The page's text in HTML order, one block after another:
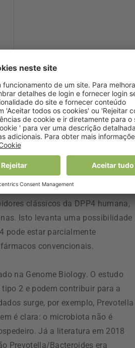
a que temos de origem
ser apenas especulativa. Estudos
like capazes de clivar
determinadas bactérias do género
com a homeostase glicémica,
clássicos da DPP4 humana,
Isto levanta uma possibilidade
pode estar parcialmente
convencionais.
na Genome Biology. O estudo
2 e podem contribuir para a
surge, por exemplo, Prevotella
é clara: o microbiota não é
Já a literatura em 2018
Prevotella/Bacteroides era